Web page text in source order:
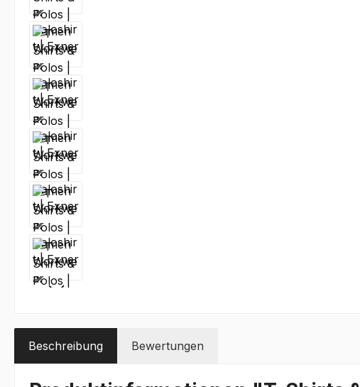
Beschreibung Bewertungen